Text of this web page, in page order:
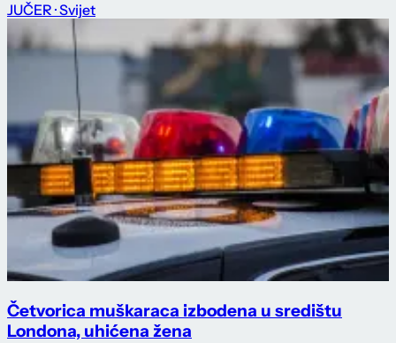
JUČER · Svijet
Četvorica muškaraca izbodena u središtu
Londona, uhićena žena